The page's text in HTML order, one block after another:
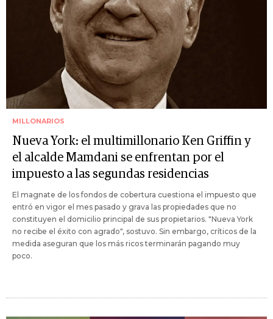
MILLONARIOS
Nueva York: el multimillonario Ken Griffin y
el alcalde Mamdani se enfrentan por el
impuesto a las segundas residencias
El magnate de los fondos de cobertura cuestiona el impuesto que
entró en vigor el mes pasado y grava las propiedades que no
constituyen el domicilio principal de sus propietarios. "Nueva York
no recibe el éxito con agrado", sostuvo. Sin embargo, críticos de la
medida aseguran que los más ricos terminarán pagando muy
poco.